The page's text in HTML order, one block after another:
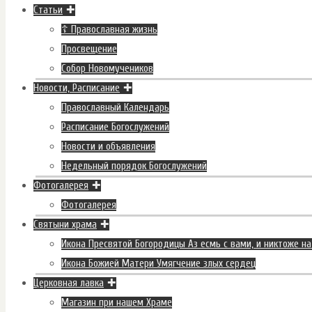
Статьи
☦ Православная жизнь
Просвещение
Собор Новомучеников
Новости, Расписание
Православный Календарь
Расписание Богослужений
Новости и объявления
Недельный порядок Богослужений
Фотогалерея
Фотогалерея
Святыни храма
Икона Пресвятой Богородицы Аз есмь с вами, и никтоже
Икона Божией Матери Умягчение злых сердец
Церковная лавка
Магазин при нашем Храме